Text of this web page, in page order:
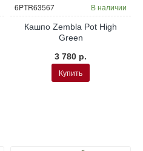
6PTR63567 В наличии
Кашпо Zembla Pot High
Green
3 780 р.
Купить